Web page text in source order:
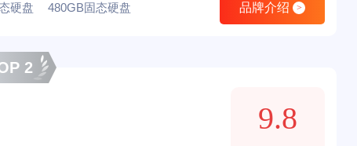
硬盘 480GB固态硬盘 品牌介绍 >
2
9.8